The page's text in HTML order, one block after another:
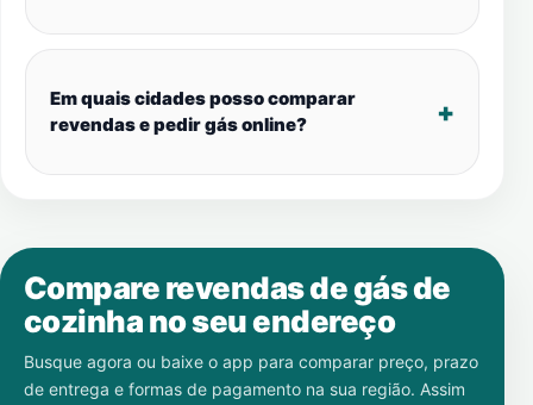
Em quais cidades posso comparar
revendas e pedir gás online?
Compare revendas de gás de
cozinha no seu endereço
Busque agora ou baixe o app para comparar preço, prazo
de entrega e formas de pagamento na sua região. Assim